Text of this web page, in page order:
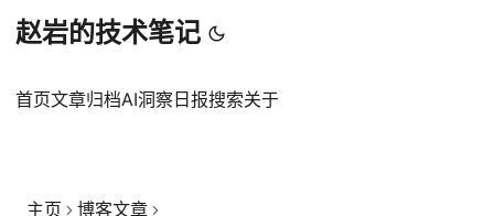
赵岩的技术笔记
首页文章归档AI洞察日报搜索关于
主页 博客文章